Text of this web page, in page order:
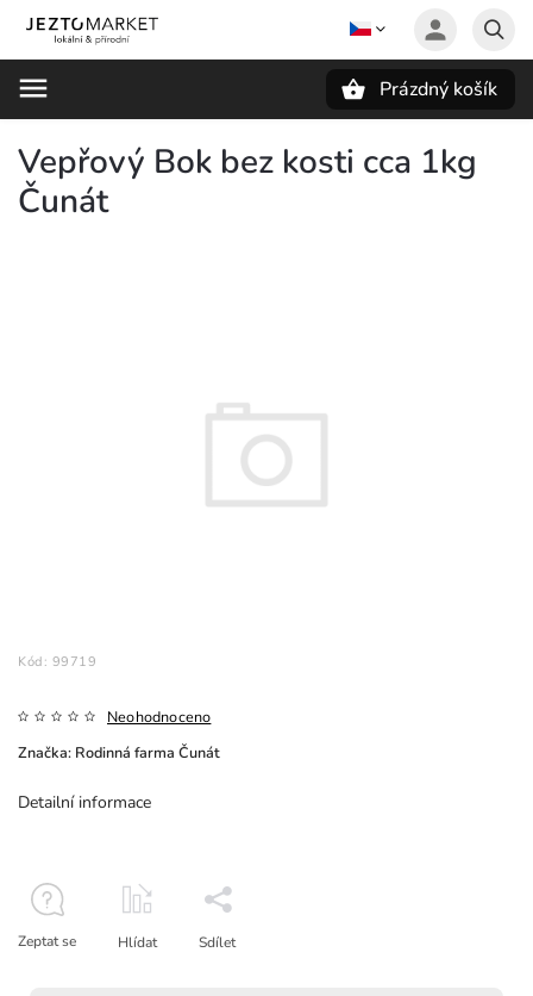
Prázdný košík
Vepřový Bok bez kosti cca 1kg
Čunát
Kód: 99719
Neohodnoceno
Značka: Rodinná farma Čunát
Detailní informace
Zeptat se Hlídat Sdílet